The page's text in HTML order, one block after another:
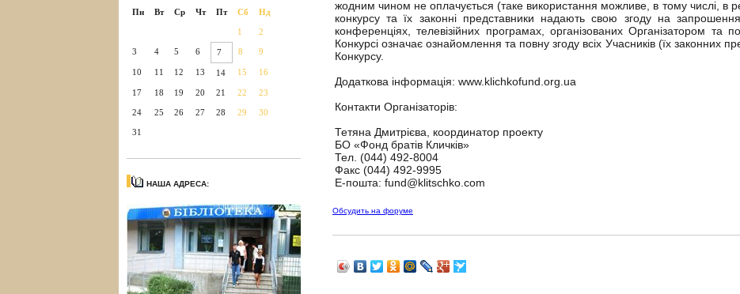
Пн
Вт Ср Чт Пт Сб Нд
1 2
3 4 5 6 7 8 9
10 11 12 13 14 15 16
17 18 19 20 21 22 23
24 25 26 27 28 29 30
31
НАША АДРЕСА:
жодним чином не оплачується (таке використання можливе, в тому числі, в
конкурсу та їх законні представники надають свою згоду на
конференціях, телевізійних програмах, організованих Організатором та
Конкурсі означає ознайомлення та повну згоду всіх Учасників (їх законних
Конкурсу.
Додаткова інформація: www.klichkofund.org.ua
Контакти Організаторів:
Тетяна Дмитрієва, координатор проекту
БО «Фонд братів Кличків»
Тел. (044) 492-8004
Факс (044) 492-9995
Е-пошта: fund@klitschko.com
Обсудить на форуме